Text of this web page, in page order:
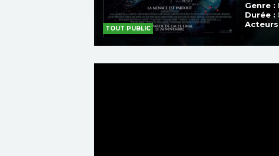
TOUT PUBLIC
Genre :
Durée :
Acteurs